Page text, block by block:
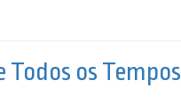
Todos os Tempos